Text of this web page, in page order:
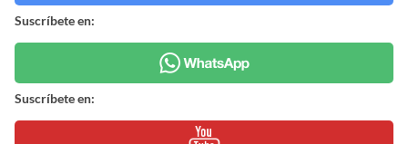
Suscríbete en:
Suscríbete en: